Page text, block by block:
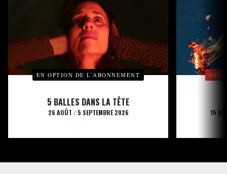
EN OPTION DE L’ABONNEMENT
5 BALLES DANS LA TÊTE
26 AOÛT /5 SEPTEMBRE 2026 15